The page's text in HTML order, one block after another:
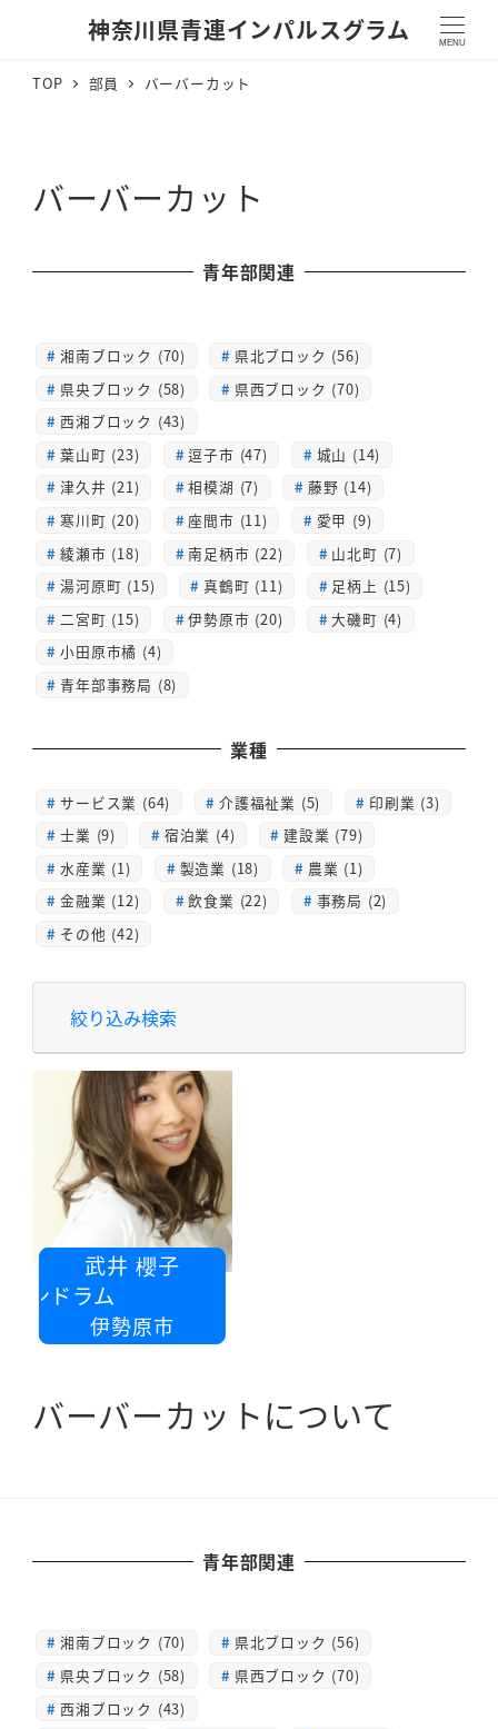
神奈川県青連インパルスグラム MENU
TOP 部員 バーバーカット
バーバーカット
青年部関連
湘南ブロック (70)
県北ブロック (56)
県央ブロック (58)
県西ブロック (70)
西湘ブロック (43)
葉山町 (23)
逗子市 (47)
城山 (14)
津久井 (21)
相模湖 (7)
藤野 (14)
寒川町 (20)
座間市 (11)
愛甲 (9)
綾瀬市 (18)
南足柄市 (22)
山北町 (7)
湯河原町 (15)
真鶴町 (11)
足柄上 (15)
二宮町 (15)
伊勢原市 (20)
大磯町 (4)
小田原市橘 (4)
青年部事務局 (8)
業種
サービス業 (64) 介護福祉業 (5)
印刷業 (3)
士業 (9)
宿泊業 (4)
建設業 (79)
水産業 (1)
製造業 (18)
農業 (1)
金融業 (12)
飲食業 (22)
事務局 (2)
その他 (42)
絞り込み検索
武井 櫻子
ンドラム
伊勢原市
バーバーカットについて
青年部関連
湘南ブロック (70)
県北ブロック (56)
県央ブロック (58)
県西ブロック (70)
西湘ブロック (43)